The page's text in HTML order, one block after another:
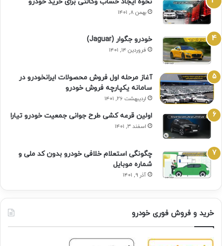
بهمن ۸, ۱۴۰۱
خودرو جگوار (Jaguar)
فروردین ۱۴, ۱۴۰۱
آغاز مرحله اول فروش محصولات ایرانخودرو در
سامانه یکپارچه فروش خودرو
اردیبهشت ۲۶, ۱۴۰۱
اولین قرعه‌ کشی طرح جوانی جمعیت خودرو تیارا
اسفند ۳, ۱۴۰۱
چگونگی استعلام خلافی خودرو بدون کد ملی و
شماره موبایل
آذر ۹, ۱۴۰۱
خرید و فروش فوری خودرو